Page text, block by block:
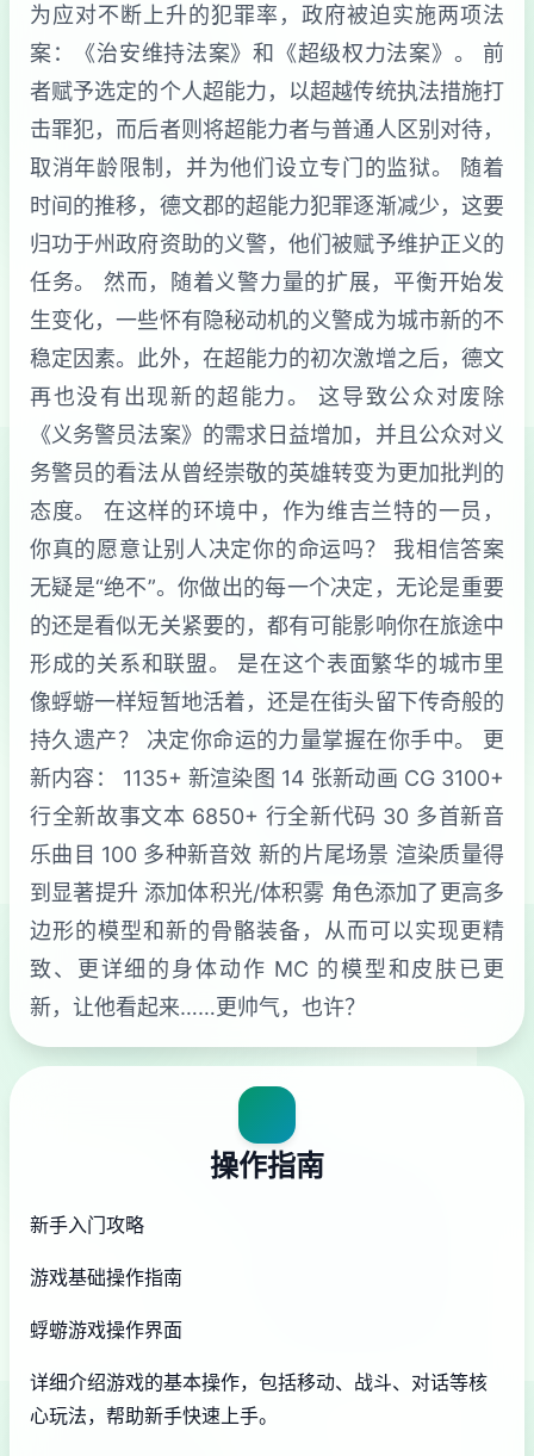
为应对不断上升的犯罪率，政府被迫实施两项法
案：《治安维持法案》和《超级权力法案》。 前
者赋予选定的个人超能力，以超越传统执法措施打
击罪犯，而后者则将超能力者与普通人区别对待，
取消年龄限制，并为他们设立专门的监狱。 随着
时间的推移，德文郡的超能力犯罪逐渐减少，这要
归功于州政府资助的义警，他们被赋予维护正义的
任务。 然而，随着义警力量的扩展，平衡开始发
生变化，一些怀有隐秘动机的义警成为城市新的不
稳定因素。此外，在超能力的初次激增之后，德文
再也没有出现新的超能力。 这导致公众对废除
《义务警员法案》的需求日益增加，并且公众对义
务警员的看法从曾经崇敬的英雄转变为更加批判的
态度。 在这样的环境中，作为维吉兰特的一员，
你真的愿意让别人决定你的命运吗？ 我相信答案
无疑是“绝不”。你做出的每一个决定，无论是重要
的还是看似无关紧要的，都有可能影响你在旅途中
形成的关系和联盟。 是在这个表面繁华的城市里
像蜉蝣一样短暂地活着，还是在街头留下传奇般的
持久遗产？ 决定你命运的力量掌握在你手中。 更
新内容： 1135+ 新渲染图 14 张新动画 CG 3100+
行全新故事文本 6850+ 行全新代码 30 多首新音
乐曲目 100 多种新音效 新的片尾场景 渲染质量得
到显著提升 添加体积光/体积雾 角色添加了更高多
边形的模型和新的骨骼装备，从而可以实现更精
致、更详细的身体动作 MC 的模型和皮肤已更
新，让他看起来……更帅气，也许？
操作指南
新手入门攻略
游戏基础操作指南
蜉蝣游戏操作界面
详细介绍游戏的基本操作，包括移动、战斗、对话等核
心玩法，帮助新手快速上手。